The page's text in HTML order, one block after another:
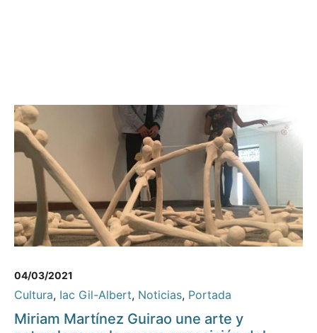
04/03/2021
Cultura, Iac Gil-Albert, Noticias, Portada
Miriam Martínez Guirao une arte y